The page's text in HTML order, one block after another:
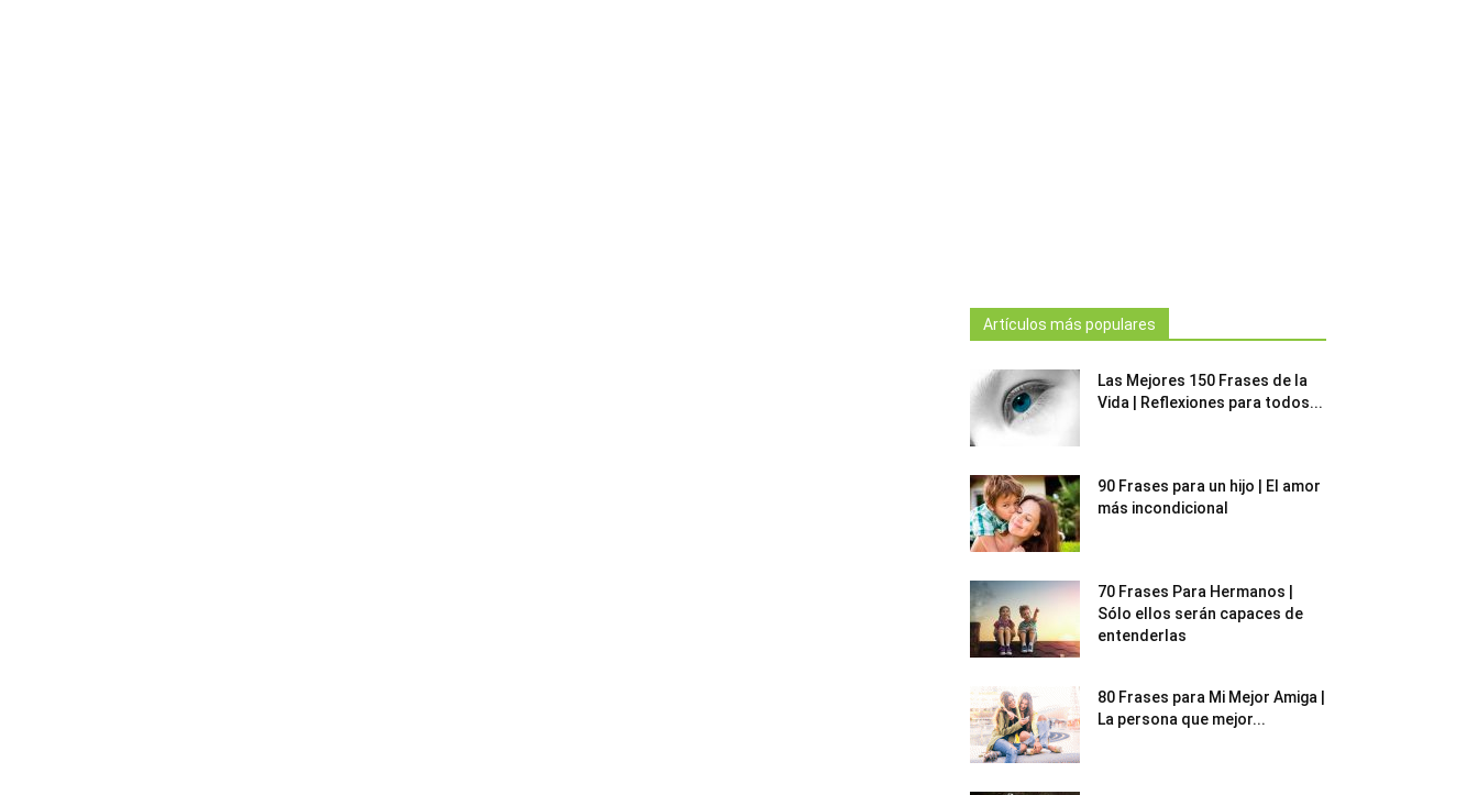
Artículos más populares
Las Mejores 150 Frases de la
Vida | Reflexiones para todos...
90 Frases para un hijo | El amor
más incondicional
70 Frases Para Hermanos |
Sólo ellos serán capaces de
entenderlas
80 Frases para Mi Mejor Amiga |
La persona que mejor...